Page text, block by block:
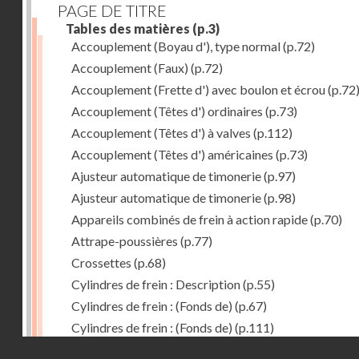
PAGE DE TITRE
Tables des matières (p.3)
Accouplement (Boyau d'), type normal(p.72)
Accouplement (Faux) (p.72)
Accouplement (Frette d') avec boulon et écrou(p.72)
Accouplement (Têtes d') ordinaires (p.73)
Accouplement (Têtes d') à valves (p.112)
Accouplement (Têtes d') américaines (p.73)
Ajusteur automatique de timonerie(p.97)
Ajusteur automatique de timonerie(p.98)
Appareils combinés de frein à action rapide(p.70)
Attrape-poussières (p.77)
Crossettes (p.68)
Cylindres de frein : Description(p.55)
Cylindres de frein : (Fonds de) (p.67)
Cylindres de frein : (Fonds de) (p.111)